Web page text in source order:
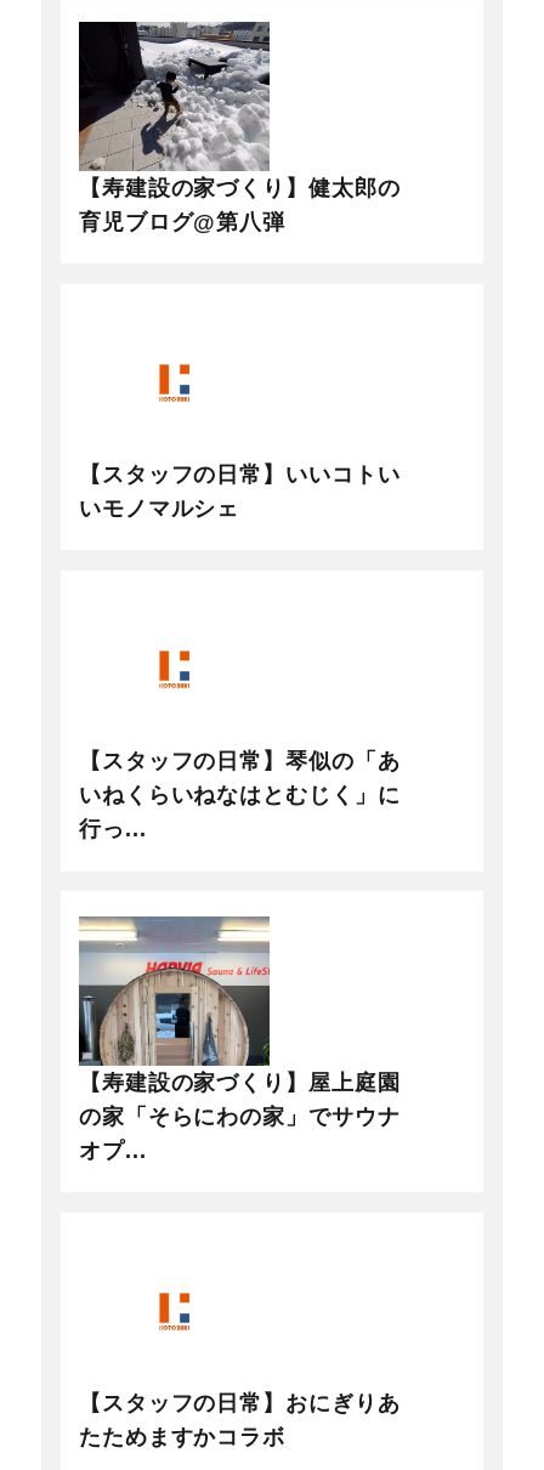
【寿建設の家づくり】健太郎の
育児ブログ@第八弾
【スタッフの日常】いいコトい
いモノマルシェ
【スタッフの日常】琴似の「あ
いねくらいねなはとむじく」に
行っ...
【寿建設の家づくり】屋上庭園
の家「そらにわの家」でサウナ
オプ...
【スタッフの日常】おにぎりあ
たためますかコラボ